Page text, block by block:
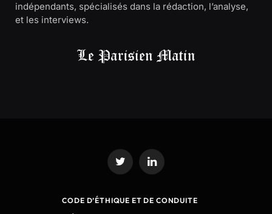
indépendants, spécialisés dans la rédaction, l’analyse,
et les interviews.
Twitter LinkedIn
CODE D’ÉTHIQUE ET DE CONDUITE